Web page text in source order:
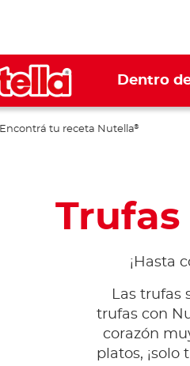
Dentro
Encontrá tu receta Nutella®
¡Hasta
Las trufas
trufas con
corazón
platos, ¡solo